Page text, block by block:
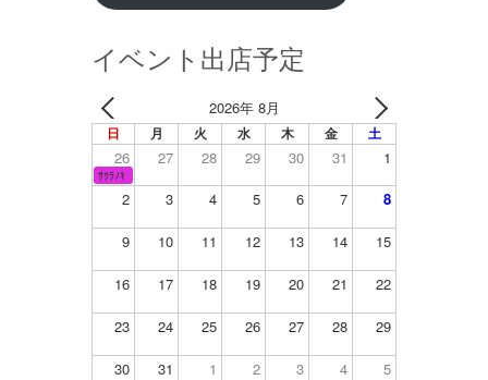
イベント出店予定
2026年 8月
日 月 火 水 木 金 土
26 27 28 29 30 31 1
ｻｸﾗﾉｷ
2 3 4 5 6 7 8
9 10 11 12 13 14 15
16 17 18 19 20 21 22
23 24 25 26 27 28 29
30 31 1 2 3 4 5